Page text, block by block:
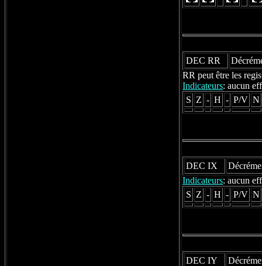
DEC RR
RR peut être les
Indicateurs: aucun
S Z - H - P/V N
DEC IX
Indicateurs: aucun
S Z - H - P/V N
DEC IY